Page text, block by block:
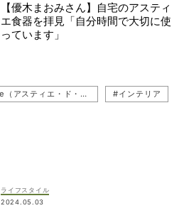
【優木まおみさん】自宅のアスティ
エ食器を拝見「自分時間で大切に使
っています」
#Astier de Villate（アスティエ・ド・ヴィラット） #インテリア
ライフスタイル
2024.05.03